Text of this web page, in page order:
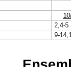
2,4-5
9-